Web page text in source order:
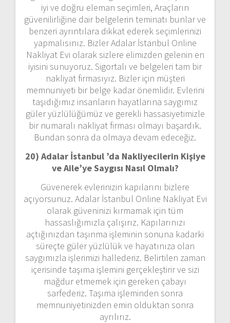
iyi ve doğru eleman seçimleri, Araçların
güvenilirliğine dair belgelerin teminatı bunlar ve
benzeri ayrıntılara dikkat ederek seçimlerinizi
yapmalısınız. Bizler Adalar İstanbul Online
Nakliyat Evi olarak sizlere elimizden gelenin en
iyisini sunuyoruz. Sigortalı ve belgeleri tam bir
nakliyat firmasıyız. Bizler için müşteri
memnuniyeti bir belge kadar önemlidir. Evlerini
taşıdığımız insanların hayatlarına saygımız
güler yüzlülüğümüz ve gerekli hassasiyetimizle
bir numaralı nakliyat firması olmayı başardık.
Bundan sonra da olmaya devam edeceğiz.
20) Adalar İstanbul ’da Nakliyecilerin Kişiye
ve Aile’ye Saygısı Nasıl Olmalı?
Güvenerek evlerinizin kapılarını bizlere
açıyorsunuz. Adalar İstanbul Online Nakliyat Evi
olarak güveninizi kırmamak için tüm
hassaslığımızla çalışırız. Kapılarınızı
açtığınızdan taşınma işleminin sonuna kadarki
süreçte güler yüzlülük ve hayatınıza olan
saygımızla işlerimizi hallederiz. Belirtilen zaman
içerisinde taşıma işlemini gerçekleştirir ve sizi
mağdur etmemek için gereken çabayı
sarfederiz. Taşıma işleminden sonra
memnuniyetinizden emin olduktan sonra
ayrılırız.